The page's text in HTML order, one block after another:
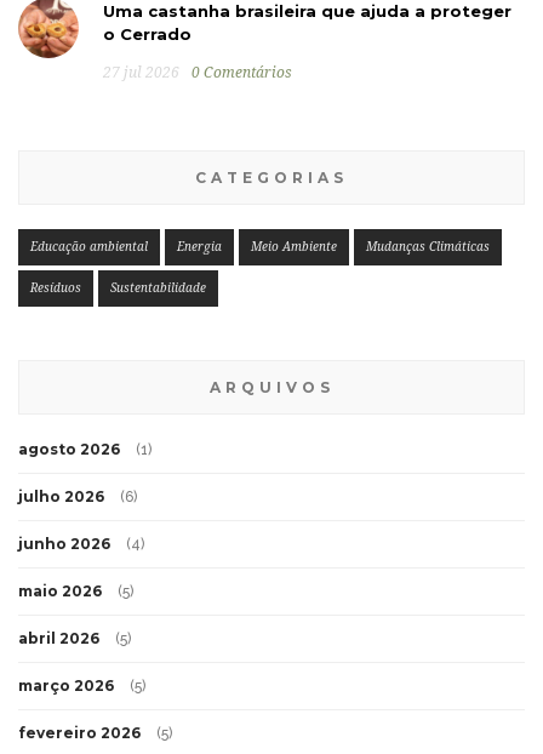
Uma castanha brasileira que ajuda a proteger
o Cerrado
27 jul 2026 0 Comentários
CATEGORIAS
Educação ambiental Energia Meio Ambiente Mudanças Climáticas
Resíduos Sustentabilidade
ARQUIVOS
agosto 2026 (1)
julho 2026 (6)
junho 2026 (4)
maio 2026 (5)
abril 2026 (5)
março 2026 (5)
fevereiro 2026 (5)